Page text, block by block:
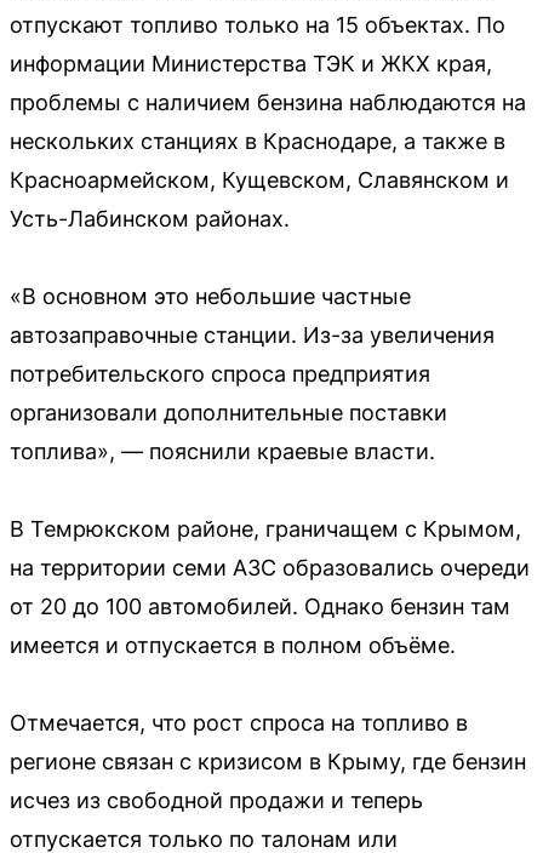
отпускают топливо только на 15 объектах. По
информации Министерства ТЭК и ЖКХ края,
проблемы с наличием бензина наблюдаются на
нескольких станциях в Краснодаре, а также в
Красноармейском, Кущевском, Славянском и
Усть-Лабинском районах.
«В основном это небольшие частные
автозаправочные станции. Из-за увеличения
потребительского спроса предприятия
организовали дополнительные поставки
топлива», — пояснили краевые власти.
В Темрюкском районе, граничащем с Крымом,
на территории семи АЗС образовались очереди
от 20 до 100 автомобилей. Однако бензин там
имеется и отпускается в полном объёме.
Отмечается, что рост спроса на топливо в
регионе связан с кризисом в Крыму, где бензин
исчез из свободной продажи и теперь
отпускается только по талонам или